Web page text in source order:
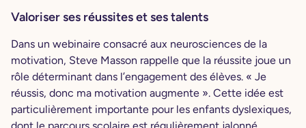
Valoriser ses réussites et ses talents
Dans un webinaire consacré aux neurosciences de la
motivation, Steve Masson rappelle que la réussite joue un
rôle déterminant dans l’engagement des élèves. « Je
réussis, donc ma motivation augmente ». Cette idée est
particulièrement importante pour les enfants dyslexiques,